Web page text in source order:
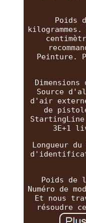
Poids
Peinture.
Source
d'air
de
StartingLine
3E+1
Longueur
Poids
Numéro de
Et nous
résoudre